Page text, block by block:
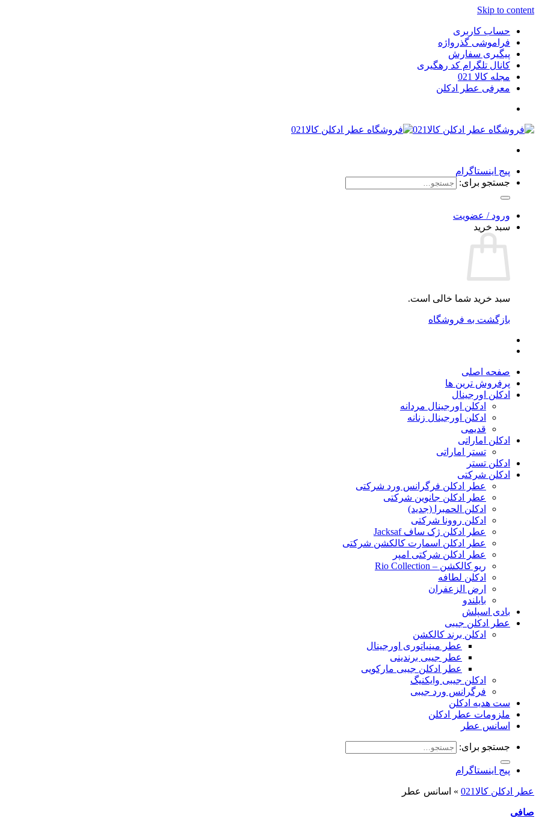
Skip to content
حساب کاربری
فراموشی گذرواژه
پیگیری سفارش
کانال تلگرام کد رهگیری
مجله کالا 021
معرفی عطر ادکلن
پیج اینستاگرام
جستجو برای:
ورود / عضویت
سبد خرید
سبد خرید شما خالی است.
بازگشت به فروشگاه
صفحه اصلی
پرفروش ترین ها
ادکلن اورجینال
ادکلن اورجینال مردانه
ادکلن اورجینال زنانه
قدیمی
ادکلن اماراتی
تستر اماراتی
ادکلن تستر
ادکلن شرکتی
عطر ادکلن فرگرانس ورد شرکتی
عطر ادکلن جانوین شرکتی
ادکلن الحمبرا (جدید)
ادکلن روونا شرکتی
عطر ادکلن ژک‌ ساف Jacksaf
عطر ادکلن اسمارت کالکشن شرکتی
عطر ادکلن شرکتی امپر
ریو کالکشن – Rio Collection
ادکلن لطافه
ارض الزعفران
بایلندو
بادی اسپلش
عطر ادکلن جیبی
ادکلن برند کالکشن
عطر مینیاتوری اورجینال
عطر جیبی برندینی
عطر ادکلن جیبی مارکویی
ادکلن جیبی وایکنیگ
فرگرانس ورد جیبی
ست هدیه ادکلن
ملزومات عطر ادکلن
اسانس عطر
جستجو برای:
پیج اینستاگرام
عطر ادکلن کالا021 » اسانس عطر
صافی